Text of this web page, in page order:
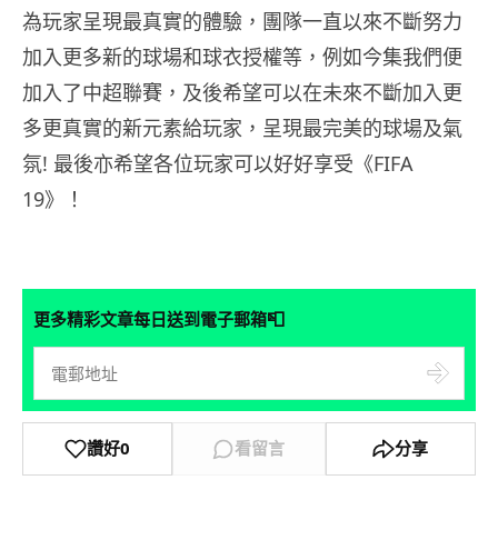
為玩家呈現最真實的體驗，團隊一直以來不斷努力
加入更多新的球場和球衣授權等，例如今集我們便
加入了中超聯賽，及後希望可以在未來不斷加入更
多更真實的新元素給玩家，呈現最完美的球場及氣
氛! 最後亦希望各位玩家可以好好享受《FIFA
19》！
更多精彩文章每日送到電子郵箱📮
讚好0 看留言 分享